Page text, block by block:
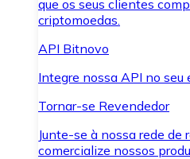
que os seus clientes
criptomoedas.
API Bitnovo
Integre nossa API no seu
Tornar-se Revendedor
Junte-se à nossa rede de
comercialize nossos